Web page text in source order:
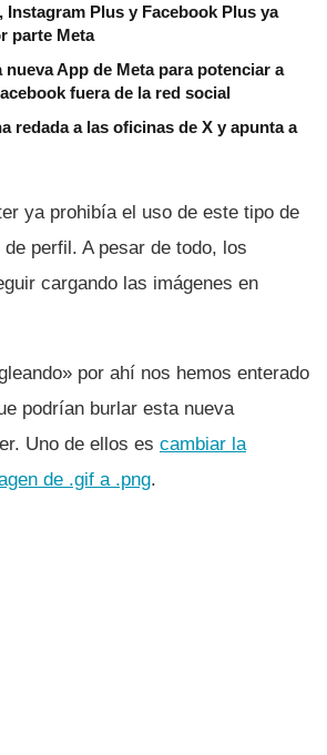
Instagram Plus y Facebook Plus ya
parte Meta
nueva App de Meta para potenciar a
fuera de la red social
redada a las oficinas de X y apunta a
ya prohibí­a el uso de este tipo de
perfil. A pesar de todo, los
cargando las imágenes en
por ahí­ nos hemos enterado
podrí­an burlar esta nueva
Uno de ellos es cambiar la
de .gif a .png.